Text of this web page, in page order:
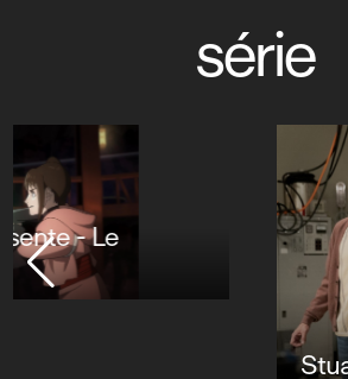
série
Stuart Fails to Save the